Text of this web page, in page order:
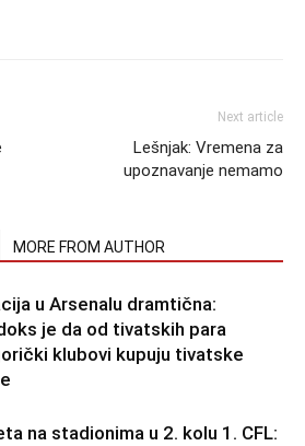
Next article
Lešnjak: Vremena za
upoznavanje nemamo
MORE FROM AUTHOR
u Arsenalu dramtična:
je da od tivatskih para
klubovi kupuju tivatske
na stadionima u 2. kolu 1. CFL: